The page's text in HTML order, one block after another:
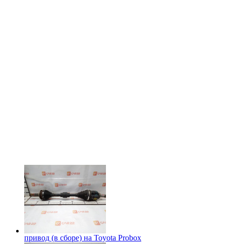
привод (в сборе) на Toyota Probox